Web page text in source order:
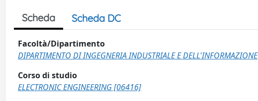
Scheda Scheda DC
Facoltà/Dipartimento
DIPARTIMENTO DI INGEGNERIA INDUSTRIALE E DELL'INFORMAZIONE
Corso di studio
ELECTRONIC ENGINEERING [06416]